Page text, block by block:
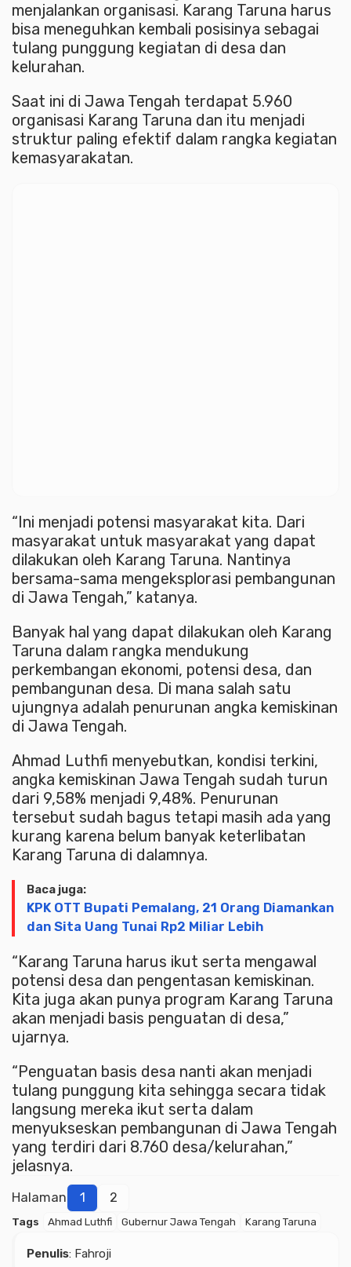
menjalankan organisasi. Karang Taruna harus
bisa meneguhkan kembali posisinya sebagai
tulang punggung kegiatan di desa dan
kelurahan.
Saat ini di Jawa Tengah terdapat 5.960
organisasi Karang Taruna dan itu menjadi
struktur paling efektif dalam rangka kegiatan
kemasyarakatan.
“Ini menjadi potensi masyarakat kita. Dari
masyarakat untuk masyarakat yang dapat
dilakukan oleh Karang Taruna. Nantinya
bersama-sama mengeksplorasi pembangunan
di Jawa Tengah,” katanya.
Banyak hal yang dapat dilakukan oleh Karang
Taruna dalam rangka mendukung
perkembangan ekonomi, potensi desa, dan
pembangunan desa. Di mana salah satu
ujungnya adalah penurunan angka kemiskinan
di Jawa Tengah.
Ahmad Luthfi menyebutkan, kondisi terkini,
angka kemiskinan Jawa Tengah sudah turun
dari 9,58% menjadi 9,48%. Penurunan
tersebut sudah bagus tetapi masih ada yang
kurang karena belum banyak keterlibatan
Karang Taruna di dalamnya.
Baca juga:
KPK OTT Bupati Pemalang, 21 Orang Diamankan
dan Sita Uang Tunai Rp2 Miliar Lebih
“Karang Taruna harus ikut serta mengawal
potensi desa dan pengentasan kemiskinan.
Kita juga akan punya program Karang Taruna
akan menjadi basis penguatan di desa,”
ujarnya.
“Penguatan basis desa nanti akan menjadi
tulang punggung kita sehingga secara tidak
langsung mereka ikut serta dalam
menyukseskan pembangunan di Jawa Tengah
yang terdiri dari 8.760 desa/kelurahan,”
jelasnya.
Halaman 1 2
Tags Ahmad Luthfi Gubernur Jawa Tengah Karang Taruna
Penulis: Fahroji